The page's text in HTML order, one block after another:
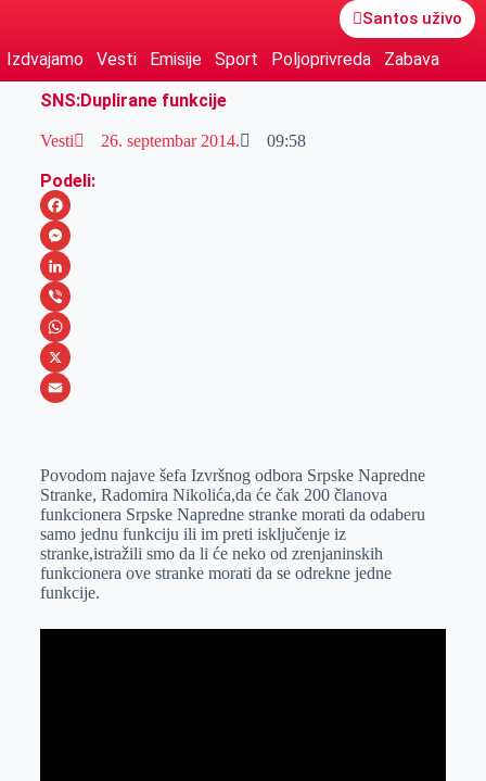
Santos uživo
Izdvajamo Vesti Emisije Sport Poljoprivreda
Zabava
SNS:Duplirane funkcije
Vesti 26. septembar 2014. 09:58
Podeli:
F
a
c
e
b
o
M
e
s
s
e
e
r
L
i
n
k
I
n
V
i
b
W
h
s
A
p
p
X
a
i
l
Povodom najave šefa Izvršnog odbora Srpske Napredne
Stranke, Radomira Nikolića,da će čak 200 članova
funkcionera Srpske Napredne stranke morati da odaberu
samo jednu funkciju ili im preti isključenje iz
stranke,istražili smo da li će neko od zrenjaninskih
funkcionera ove stranke morati da se odrekne jedne
funkcije.